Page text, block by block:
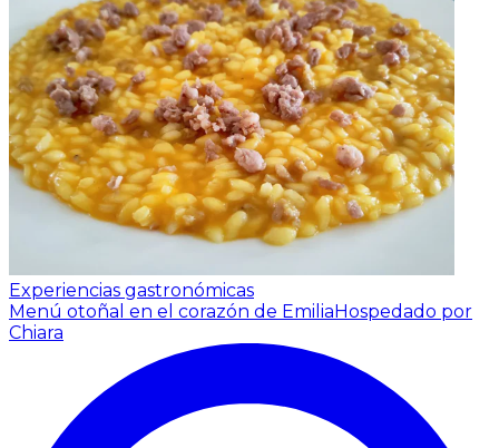
Experiencias gastronómicas
Menú otoñal en el corazón de EmiliaHospedado por
Chiara